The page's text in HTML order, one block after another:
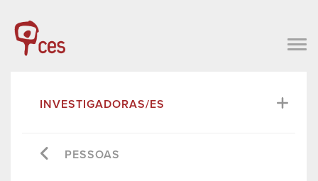
INVESTIGADORAS/ES
PESSOAS